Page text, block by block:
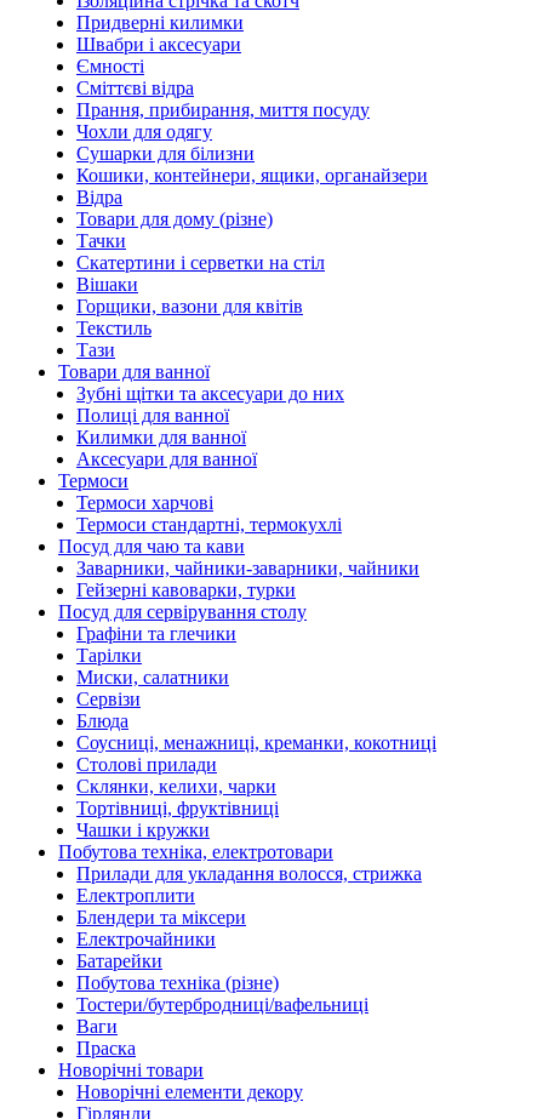
Придверні килимки
Швабри і аксесуари
Ємності
Сміттєві відра
Прання, прибирання, миття посуду
Чохли для одягу
Сушарки для білизни
Кошики, контейнери, ящики, органайзери
Відра
Товари для дому (різне)
Тачки
Скатертини і серветки на стіл
Вішаки
Горщики, вазони для квітів
Текстиль
Тази
Товари для ванної
Зубні щітки та аксесуари до них
Полиці для ванної
Килимки для ванної
Аксесуари для ванної
Термоси
Термоси харчові
Термоси стандартні, термокухлі
Посуд для чаю та кави
Заварники, чайники-заварники, чайники
Гейзерні кавоварки, турки
Посуд для сервірування столу
Графіни та глечики
Тарілки
Миски, салатники
Сервізи
Блюда
Соусниці, менажниці, креманки, кокотниці
Столові прилади
Склянки, келихи, чарки
Тортівниці, фруктівниці
Чашки і кружки
Побутова техніка, електротовари
Прилади для укладання волосся, стрижка
Електроплити
Блендери та міксери
Електрочайники
Батарейки
Побутова техніка (різне)
Тостери/бутербродниці/вафельниці
Ваги
Праска
Новорічні товари
Новорічні елементи декору
Гірлянди